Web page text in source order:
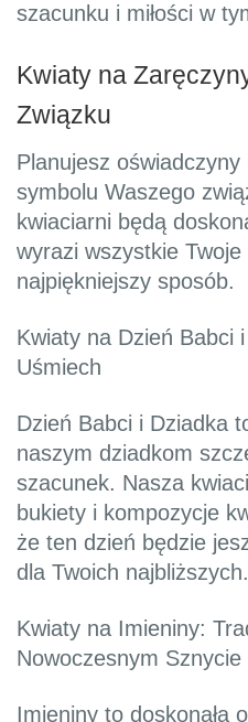
szacunku i miłości w
Kwiaty na
Związku
Planujesz
symbolu Waszego
kwiaciarni będą
wyrazi wszystkie
najpiękniejszy sposób.
Kwiaty na Dzień Babci
Uśmiech
Dzień Babci i Dziadka
naszym dziadkom
szacunek. Nasza
bukiety i kompozycje
że ten dzień będzie
dla Twoich najbliższych.
Kwiaty na Imieniny:
Nowoczesnym Sznycie
Imieniny to doskonała